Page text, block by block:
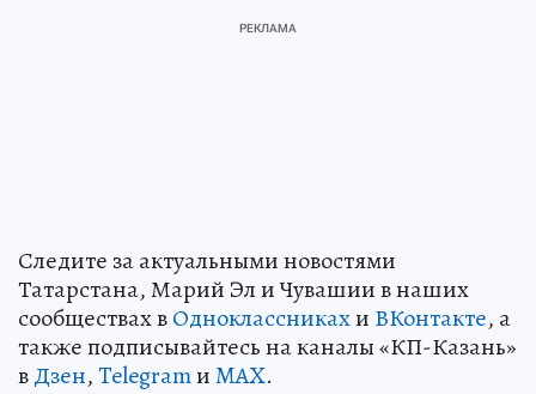
Следите за актуальными новостями
Татарстана, Марий Эл и Чувашии в наших
сообществах вОдноклассникахи ВКонтакте, а
также подписывайтесь на каналы «КП-Казань»
вДзен,TelegramиMAX.